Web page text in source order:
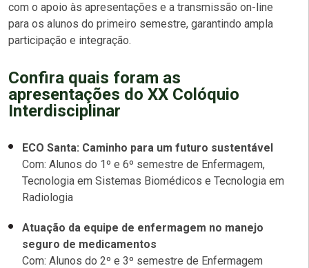
com o apoio às apresentações e a transmissão on-line
para os alunos do primeiro semestre, garantindo ampla
participação e integração.
Confira quais foram as
apresentações do XX Colóquio
Interdisciplinar
ECO Santa: Caminho para um futuro sustentável
Com: Alunos do 1º e 6º semestre de Enfermagem,
Tecnologia em Sistemas Biomédicos e Tecnologia em
Radiologia
Atuação da equipe de enfermagem no manejo
seguro de medicamentos
Com: Alunos do 2º e 3º semestre de Enfermagem